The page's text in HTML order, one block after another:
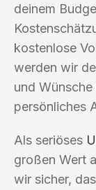
deinem
kostenlose
werden wir
und
persönliches
Als seriöses
großen Wert
wir sicher,